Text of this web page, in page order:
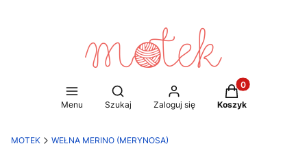
Menu
Otwórz wyszukiwarkę
Szukaj Zaloguj się
Produkty w
Koszyk
MOTEK WEŁNA MERINO (MERYNOSA)